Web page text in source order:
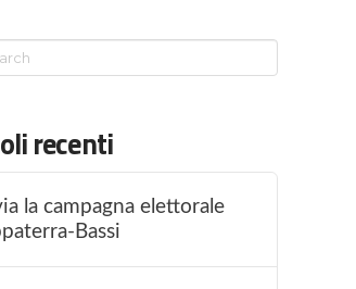
recenti
la campagna elettorale
Bassi